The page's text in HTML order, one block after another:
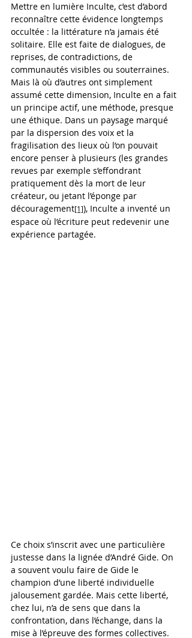
Mettre en lumière Inculte, c’est d’abord
reconnaître cette évidence longtemps
occultée : la littérature n’a jamais été
solitaire. Elle est faite de dialogues, de
reprises, de contradictions, de
communautés visibles ou souterraines.
Mais là où d’autres ont simplement
assumé cette dimension, Inculte en a fait
un principe actif, une méthode, presque
une éthique. Dans un paysage marqué
par la dispersion des voix et la
fragilisation des lieux où l’on pouvait
encore penser à plusieurs (les grandes
revues par exemple s’effondrant
pratiquement dès la mort de leur
créateur, ou jetant l’éponge par
découragement[1]), Inculte a inventé un
espace où l’écriture peut redevenir une
expérience partagée.
Ce choix s’inscrit avec une particulière
justesse dans la lignée d’André Gide. On
a souvent voulu faire de Gide le
champion d’une liberté individuelle
jalousement gardée. Mais cette liberté,
chez lui, n’a de sens que dans la
confrontation, dans l’échange, dans la
mise à l’épreuve des formes collectives.